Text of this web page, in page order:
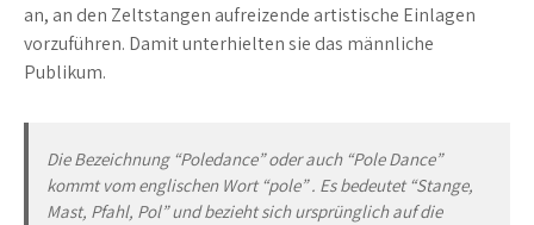
an, an den Zeltstangen aufreizende artistische Einlagen
vorzuführen. Damit unterhielten sie das männliche
Publikum.
Die Bezeichnung “Poledance” oder auch “Pole Dance”
kommt vom englischen Wort “pole” . Es bedeutet “Stange,
Mast, Pfahl, Pol” und bezieht sich ursprünglich auf die